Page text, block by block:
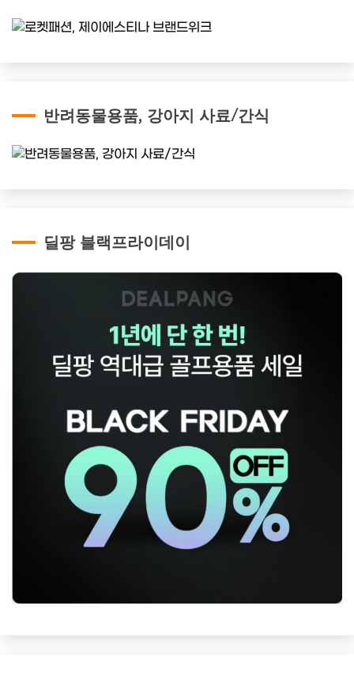
반려동물용품, 강아지 사료/간식
딜팡 블랙프라이데이